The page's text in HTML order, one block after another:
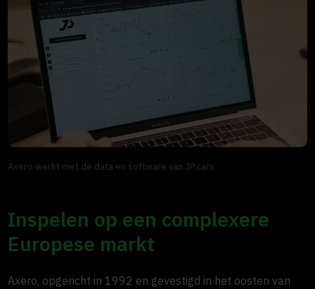
Axero werkt met de data en software van JP.cars
Inspelen op een complexere
Europese markt
Axero, opgericht in 1992 en gevestigd in het oosten van